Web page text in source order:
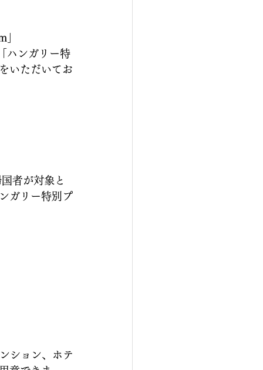
」
ハンガリー特
いただいてお
者が対象と
ガリー特別プ
ション、ホテ